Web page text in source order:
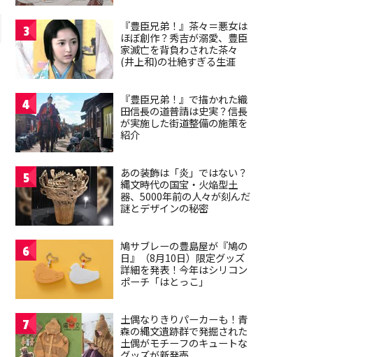
3
『豊臣兄弟！』茶々＝悪女は
ほぼ創作？秀吉が溺愛、豊臣
家滅亡を背負わされた茶々
(井上和)の壮絶すぎる生涯
4
『豊臣兄弟！』で描かれた織
田信長の道普請は史実？信長
が実施した街道整備の施策を
紹介
5
あの装飾は「炎」ではない？
縄文時代の国宝・火焔型土
器、5000年前の人々が刻んだ
謎とデザインの秘密
6
鳩サブレーの豊島屋が『鳩の
日』（8月10日）限定グッズ
詳細を発表！今年はシリコン
ポーチ「はとっこ」
7
土偶なりきりパーカーも！青
森の縄文遺跡群で発掘された
土偶がモチーフのキュートな